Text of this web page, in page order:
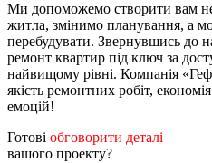
Ми допоможемо створити вам
житла, змінимо планування, а
перебудувати. Звернувшись до
ремонт квартир під ключ за
найвищому рівні. Компанія
якість ремонтних робіт,
емоцій!
Готові обговорити деталі
вашого проекту?